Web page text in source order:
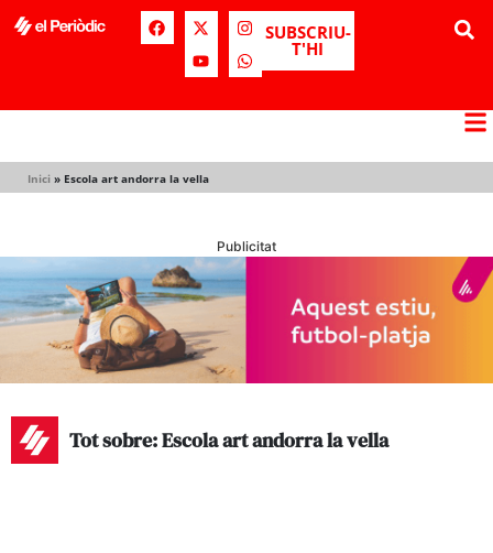
SUBSCRIU-
T'HI
Inici » Escola art andorra la vella
Publicitat
Tot sobre: Escola art andorra la vella